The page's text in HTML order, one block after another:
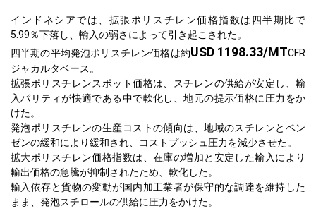
インドネシアでは、拡張ポリスチレン価格指数は四半期比で
5.99％下落し、輸入の弱さによって引き起こされた。
四半期の平均発泡ポリスチレン価格は約USD 1198.33/MTCFR
ジャカルタベース。
拡張ポリスチレンスポット価格は、スチレンの供給が安定し、輸
入パリティが快適である中で軟化し、地元の提示価格に圧力をか
けた。
発泡ポリスチレンの生産コストの傾向は、地域のスチレンとベン
ゼンの緩和により緩和され、コストプッシュ圧力を減少させた。
拡大ポリスチレン価格指数は、在庫の増加と安定した輸入により
輸出価格の急騰が抑制されたため、軟化した。
輸入依存と貨物の変動が国内加工業者が保守的な調達を維持した
まま、発泡スチロールの供給に圧力をかけた。